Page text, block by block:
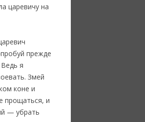
царевичу на
прежде
я
Змей
коне и
прощаться, и
— убрать